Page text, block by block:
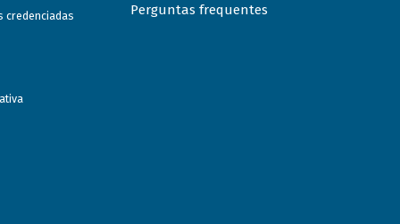
credenciadas Perguntas frequentes